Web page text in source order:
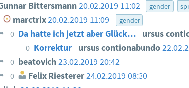
Bittersmann 20.02.2019 11:02 gender
marctrix20.02.2019 11:09 gender
0 Da hatte ich jetzt aber Glück… ursus
0 Korrektur ursus contionabundo
0 beatovich23.02.2019 20:42
0 Felix Riesterer24.02.2019 08:30